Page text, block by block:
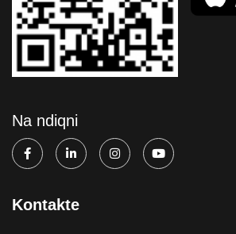
Na ndiqni
Kontakte